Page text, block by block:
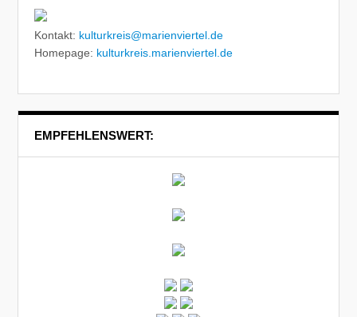
Kontakt: kulturkreis@marienviertel.de
Homepage: kulturkreis.marienviertel.de
EMPFEHLENSWERT: